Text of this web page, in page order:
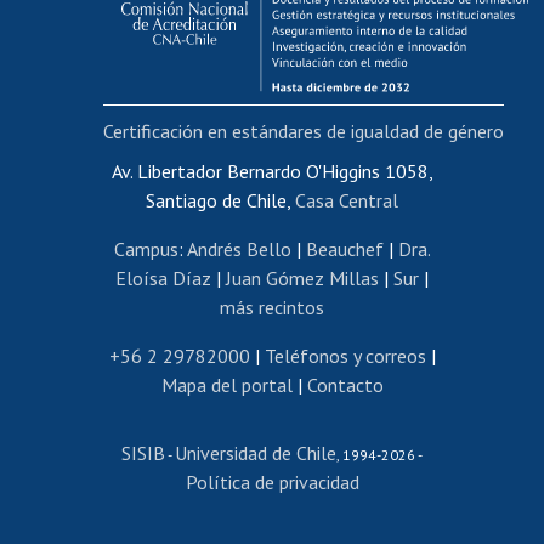
Funcionarias/os
Cursos internos de capacitación
Bienestar del personal
Portal de movilidad interna
Certificado de renta
Certificado de renta honorarios
Editar páginas blancas
Extranjeras/os
Revalidación y reconocimiento de títulos
Postulación al Programa de Movilidad Estudiantil
Cursos de español
Av. Libertador Bernardo O'Higgins 1058,
Santiago de Chile, Casa Central
Campus: Andrés Bello | Beauchef| Dra.
Eloísa Díaz |Juan Gómez Millas | Sur |
más recintos
+56 2 29782000 | Teléfonos y correos |
Mapa del portal| Contacto
SISIB - Universidad de Chile, 1994-2026 -
Política de privacidad
Certificación en estándares de igualdad de género